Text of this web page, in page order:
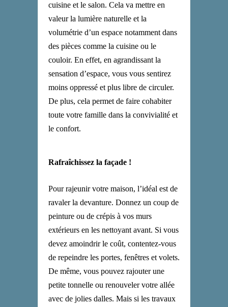
cuisine et le salon. Cela va mettre en
valeur la lumière naturelle et la
volumétrie d’un espace notamment dans
des pièces comme la cuisine ou le
couloir. En effet, en agrandissant la
sensation d’espace, vous vous sentirez
moins oppressé et plus libre de circuler.
De plus, cela permet de faire cohabiter
toute votre famille dans la convivialité et
le confort.
Rafraîchissez la façade !
Pour rajeunir votre maison, l’idéal est de
ravaler la devanture. Donnez un coup de
peinture ou de crépis à vos murs
extérieurs en les nettoyant avant. Si vous
devez amoindrir le coût, contentez-vous
de repeindre les portes, fenêtres et volets.
De même, vous pouvez rajouter une
petite tonnelle ou renouveler votre allée
avec de jolies dalles. Mais si les travaux